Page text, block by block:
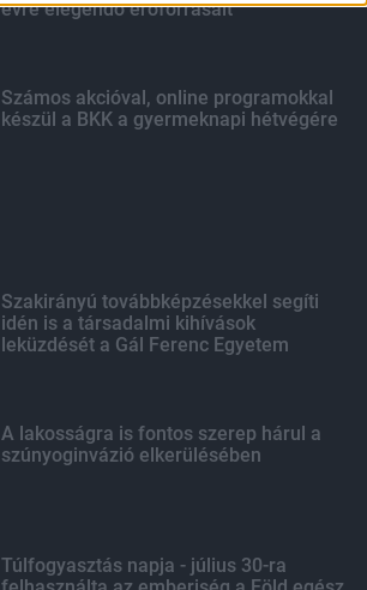
évre elegendő erőforrásait
Számos akcióval, online programokkal
készül a BKK a gyermeknapi hétvégére
Szakirányú továbbképzésekkel segíti
idén is a társadalmi kihívások
leküzdését a Gál Ferenc Egyetem
A lakosságra is fontos szerep hárul a
szúnyoginvázió elkerülésében
Túlfogyasztás napja - július 30-ra